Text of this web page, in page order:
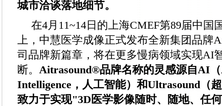
城市洽谈落地细节。
在4月11~14日的上海CMEF第89届中国
上，中慧医学成像正式发布全新集团品牌
司品牌新篇章，将在更多慢病领域实现AI
断。 Aitrasound®品牌名称的灵感源自AI
Intelligence，人工智能）和Ultrasound（
致力于实现"3D医学影像随时、随地、任